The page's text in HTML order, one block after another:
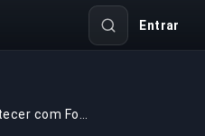
Entrar